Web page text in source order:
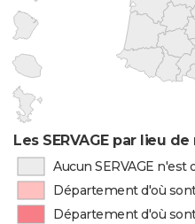
Les SERVAGE par lieu
Aucun SERVAGE
Département d'où
Département d'où